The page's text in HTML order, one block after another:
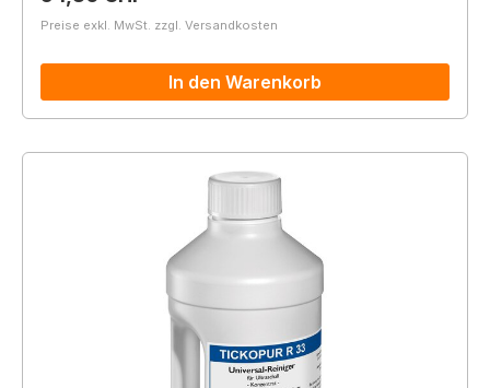
Preise exkl. MwSt. zzgl. Versandkosten
In den Warenkorb